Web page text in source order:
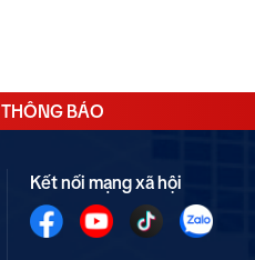
THÔNG BÁO
Kết nối mạng xã hội